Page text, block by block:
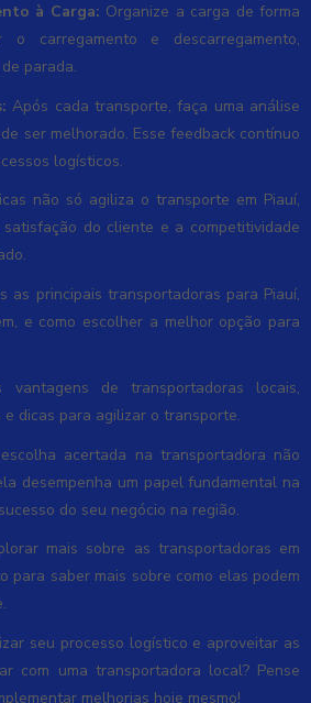
à Carga: Organize a carga de forma
carregamento e descarregamento,
parada.
Após cada transporte, faça uma análise
ser melhorado. Esse feedback contínuo
logísticos.
não só agiliza o transporte em Piauí,
do cliente e a competitividade
as principais transportadoras para Piauí,
e como escolher a melhor opção para
vantagens de transportadoras locais,
dicas para agilizar o transporte.
acertada na transportadora não
desempenha um papel fundamental na
do seu negócio na região.
mais sobre as transportadoras em
para saber mais sobre como elas podem
seu processo logístico e aproveitar as
com uma transportadora local? Pense
melhorias hoje mesmo!